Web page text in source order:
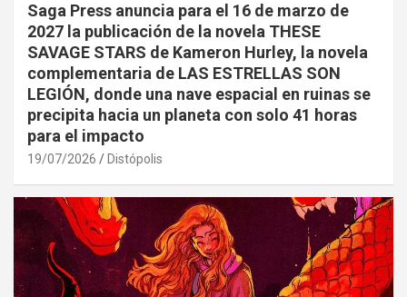
Saga Press anuncia para el 16 de marzo de
2027 la publicación de la novela THESE
SAVAGE STARS de Kameron Hurley, la novela
complementaria de LAS ESTRELLAS SON
LEGIÓN, donde una nave espacial en ruinas se
precipita hacia un planeta con solo 41 horas
para el impacto
19/07/2026 Distópolis